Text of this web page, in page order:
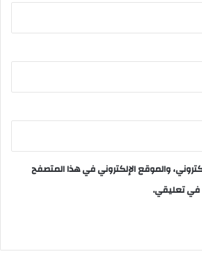
والموقع الإلكتروني في هذا المتصفح
في تعليقي.